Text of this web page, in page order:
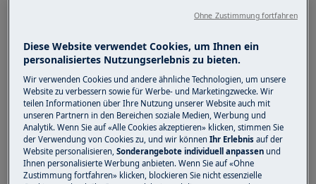
Aspirateurs Electrolux 800 (EP81xxx-
Aspirateurs AEG 8000 (AP81xxx-Modelle)
Solution
La fiche du moteur de la brosse peut tomber en
raison des vibrations persistantes.
Contactez notre service après-vente pour une
solution adaptée. Veuillez mentionner dans la
Diese Website verwendet Cookies, um Ihnen ein
personalisiertes Nutzungserlebnis zu bieten.
Wir verwenden Cookies und andere ähnliche Technologien, um unsere
Website zu verbessern sowie für Werbe- und Marketingzwecke. Wir
teilen Informationen über Ihre Nutzung unserer Website auch mit
unseren Partnern in den Bereichen soziale Medien, Werbung und
Analytik. Wenn Sie auf «Alle Cookies akzeptieren» klicken, stimmen Sie
der Verwendung von Cookies zu, und wir könnenIhr Erlebnisauf der
Website personalisieren,Sonderangebote individuell anpassen und
Ihnen personalisierte Werbung anbieten. Wenn Sie auf «Ohne
Zustimmung fortfahren» klicken, blockieren Sie nicht essenzielle
Ohne Zustimmung fortfahren